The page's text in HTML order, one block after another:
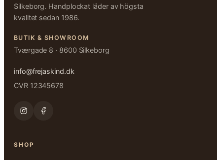
Silkeborg. Handplockat läder av högsta
kvalitet sedan 1986.
BUTIK & SHOWROOM
Tværgade 8 · 8600 Silkeborg
info@frejaskind.dk
CVR 12345678
SHOP